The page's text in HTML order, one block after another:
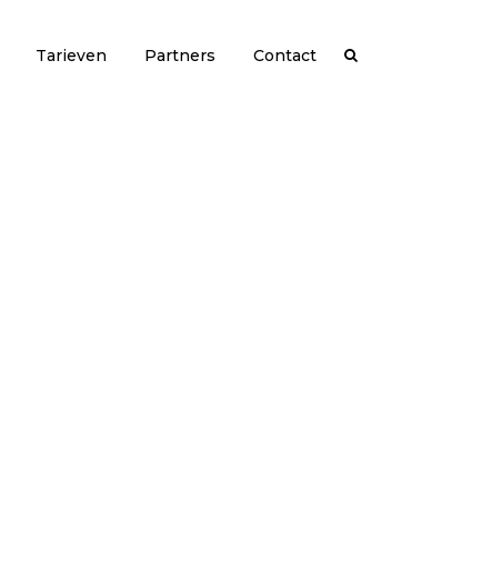
Tarieven Partners Contact